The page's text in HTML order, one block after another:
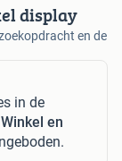
display
en de
in de
en